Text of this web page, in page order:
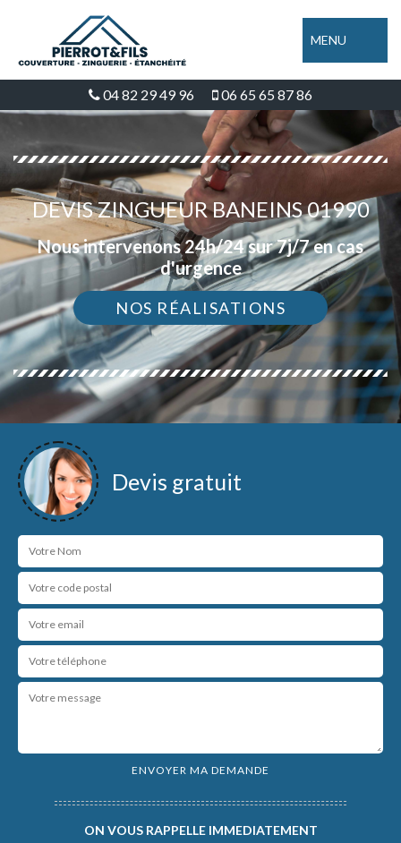
MENU
04 82 29 49 96 06 65 65 87 86
DEVIS ZINGUEUR BANEINS 01990
Nous intervenons 24h/24 sur 7j/7 en cas
d'urgence
NOS RÉALISATIONS
Devis gratuit
ON VOUS RAPPELLE IMMEDIATEMENT